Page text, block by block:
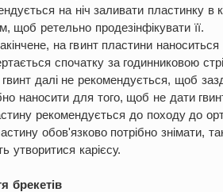
на ніч заливати пластинку в
щоб ретельно продезінфікувати її.
на гвинт пластини наноситься
спочатку за годинниковою
далі не рекомендується, щоб
наносити для того, щоб не дати
рекомендується до походу до
обов'язково потрібно знімати,
утворитися карієсу.
брекетів